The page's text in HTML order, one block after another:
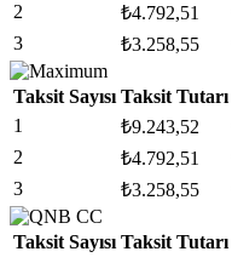
2
₺4.792,51
3
₺3.258,55
Taksit Sayısı Taksit Tutarı
1
₺9.243,52
2
₺4.792,51
3
₺3.258,55
Taksit Sayısı Taksit Tutarı